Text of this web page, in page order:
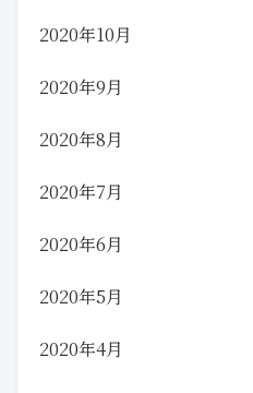
2020年10月
2020年9月
2020年8月
2020年7月
2020年6月
2020年5月
2020年4月